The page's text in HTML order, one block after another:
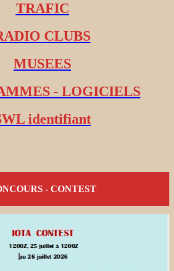
TRAFIC
CLUBS
MUSEES
- LOGICIELS
identifiant
- CONTEST